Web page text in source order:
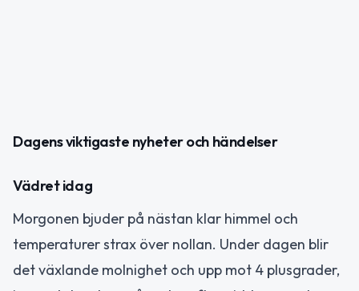
Dagens viktigaste nyheter och händelser
Vädret idag
Morgonen bjuder på nästan klar himmel och
temperaturer strax över nollan. Under dagen blir
det växlande molnighet och upp mot 4 plusgrader,